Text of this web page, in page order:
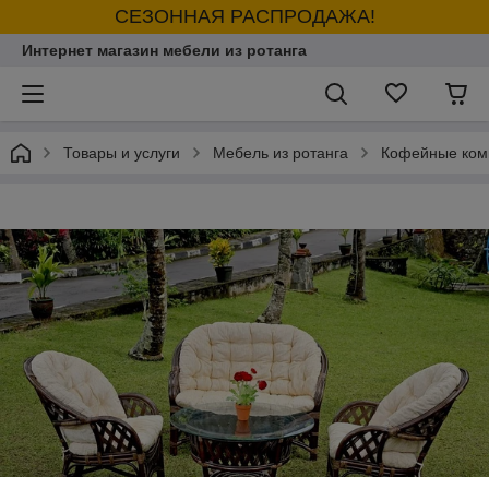
СЕЗОННАЯ РАСПРОДАЖА!
Интернет магазин мебели из ротанга
Товары и услуги Мебель из ротанга Кофейные